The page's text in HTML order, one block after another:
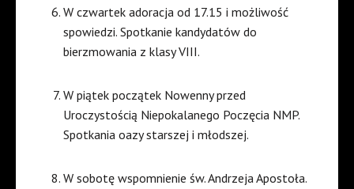
W czwartek adoracja od 17.15 i możliwość
spowiedzi. Spotkanie kandydatów do
bierzmowania z klasy VIII.
W piątek początek Nowenny przed
Uroczystością Niepokalanego Poczęcia NMP.
Spotkania oazy starszej i młodszej.
W sobotę wspomnienie św. Andrzeja Apostoła.